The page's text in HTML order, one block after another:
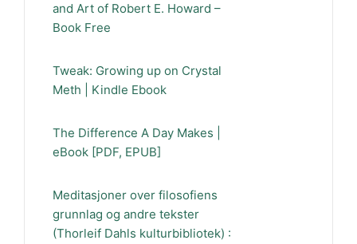
and Art of Robert E. Howard –
Book Free
Tweak: Growing up on Crystal
Meth | Kindle Ebook
The Difference A Day Makes |
eBook [PDF, EPUB]
Meditasjoner over filosofiens
grunnlag og andre tekster
(Thorleif Dahls kulturbibliotek) :